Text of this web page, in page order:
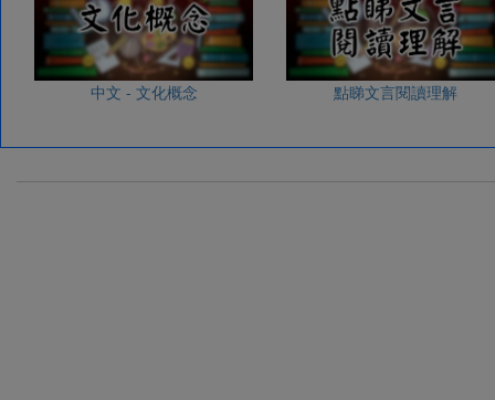
中文 - 文化概念 點睇文言閱讀理解